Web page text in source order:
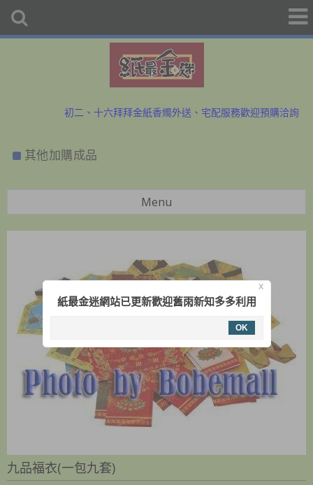
初二、十六拜拜金紙香燭外送、宅配服務歡迎預購洽詢
初二、十六拜拜金紙香燭外送、宅配服務歡迎預購洽詢
其他加購成品
Menu
九品福衣(一包九套)
X
紙最金迷網站已更新歡迎舊雨新知多多利用
OK